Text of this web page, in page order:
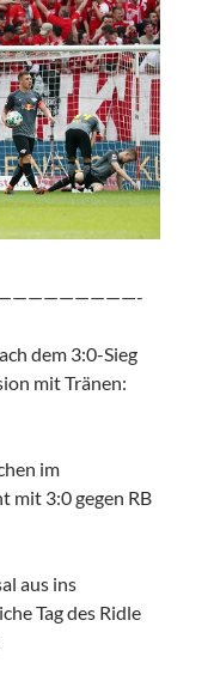
dem 3:0-Sieg
mit Tränen:
im
mit 3:0 gegen RB
aus ins
Tag des Ridle